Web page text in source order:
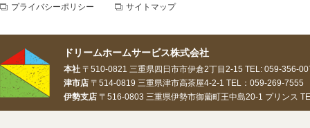
プライバシーポリシー サイトマップ
ドリームホームサービス株式会社
本社 〒510-0821 三重県四日市市伊倉2丁目2-15 TEL: 059-356-
津市店 〒514-0819 三重県津市高茶屋4-2-1 TEL：059-269-
伊勢支店 〒516-0803 三重県伊勢市御薗町王中島20-1 プリンス